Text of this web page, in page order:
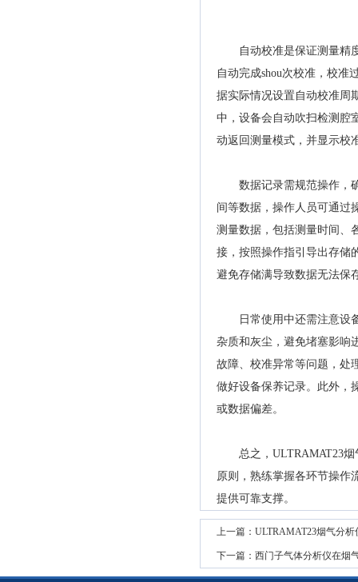
自动校准是保证测量精度
自动完成shou次校准，校准
据实际情况设置自动校准周
中，设备会自动吹扫检测腔
动返回测量模式，并显示校
数据记录需规范操作，确
间等数据，操作人员可通过
测量数据，包括测量时间、
接，按照操作指引导出存储
避免存储满导致数据无法保
日常使用中还需注意设备
杂质和灰尘，避免堵塞影响
故障、校准异常等问题，处
做好设备保养记录。此外，
或数据偏差。
总之，ULTRAMAT23烟
原则，熟练掌握各环节操作
提供可靠支撑。
上一篇： ULTRAMAT23烟气分
下一篇： 西门子气体分析仪在烟